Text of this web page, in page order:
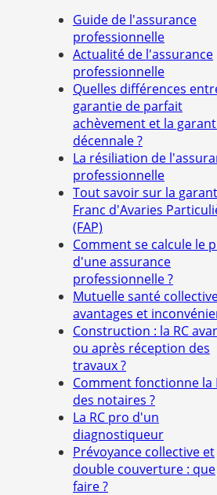
Guide de l'assurance
professionnelle
Actualité de l'assurance
professionnelle
Quelles différences
garantie de parfait
achèvement et la
décennale ?
La résiliation de
professionnelle
Tout savoir sur la
Franc d'Avaries
(FAP)
Comment se calcule le
d'une assurance
professionnelle ?
Mutuelle santé
avantages et
Construction : la RC
ou après réception des
travaux ?
Comment fonctionne la
des notaires ?
La RC pro d'un
diagnostiqueur
Prévoyance collective et
double couverture : que
faire ?